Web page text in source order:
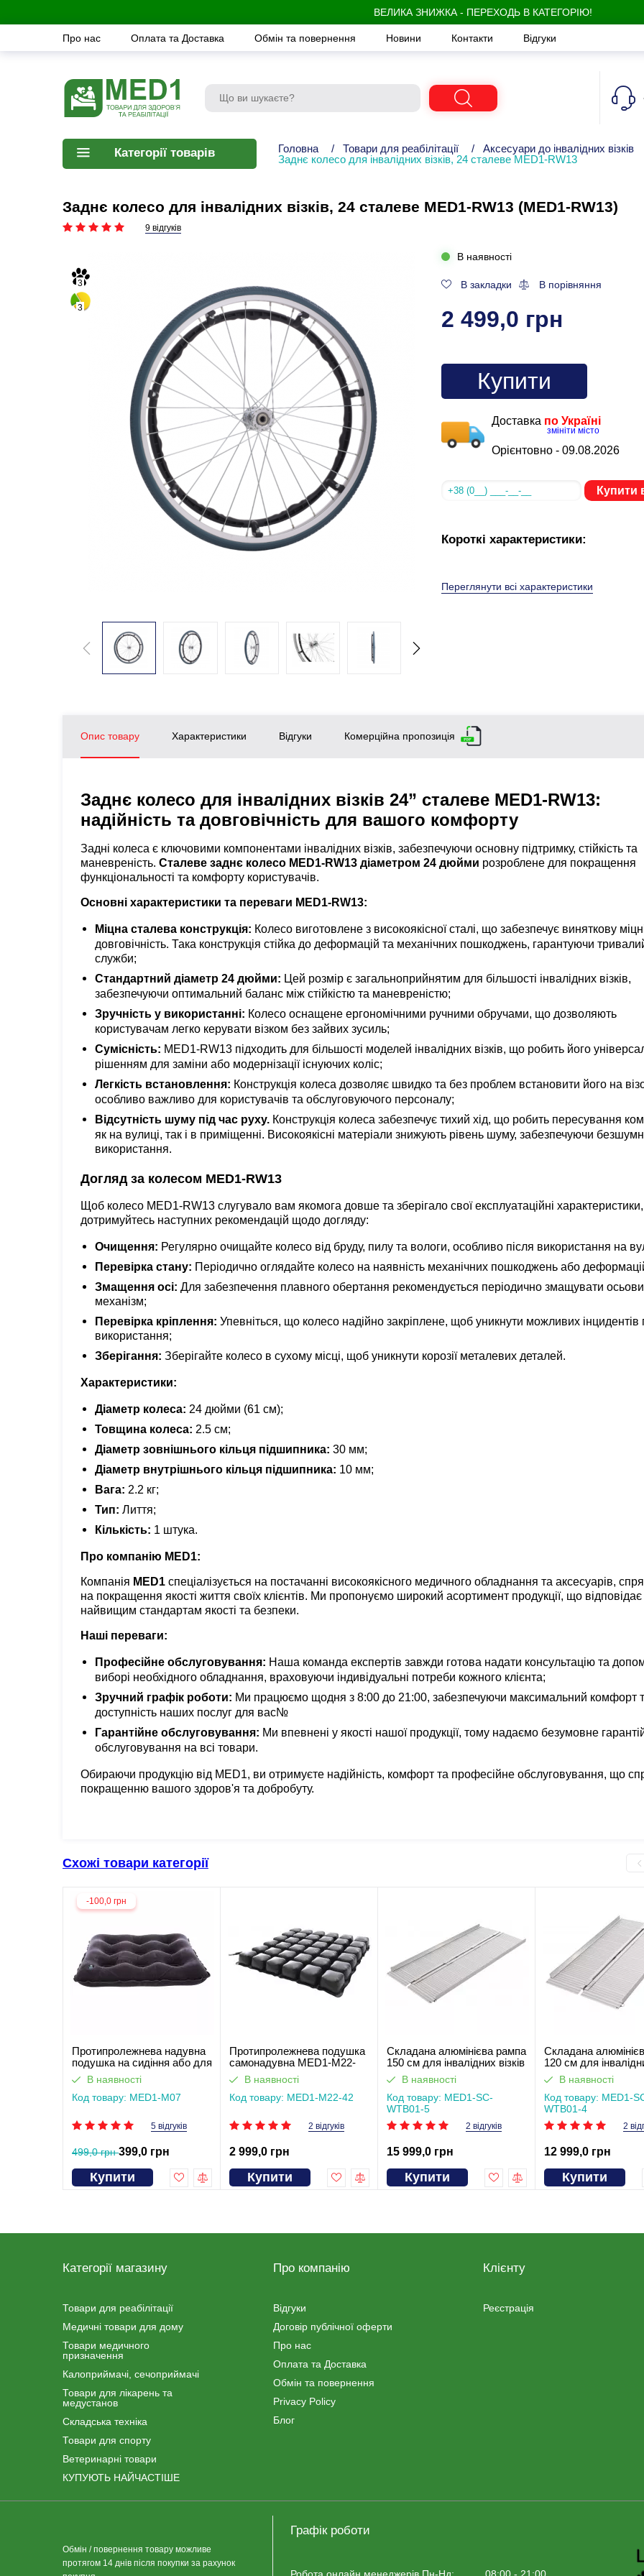
ВЕЛИКА ЗНИЖКА - ПЕРЕХОДЬ В КАТЕГОРІЮ!
Про нас Оплата та Доставка Обмін та повернення Новини Контакти Відгуки
Категорії товарів Головна / Товари для реабілітації / Аксесуари до інвалідних візків
Заднє колесо для інвалідних візків, 24 сталеве MED1-RW13
Заднє колесо для інвалідних візків, 24 сталеве MED1-RW13 (MED1-RW13)
9 відгуків
3
3
В наявності
В закладки В порівняння
2 499,0 грн
Купити
Доставка по Україні
змініти місто
Орієнтовно - 09.08.2026
Купити
Короткі характеристики:
Переглянути всі характеристики
Опис товару Характеристики Відгуки Комерційна пропозиція
Заднє колесо для інвалідних візків 24” сталеве MED1-RW13:
надійність та довговічність для вашого комфорту
Задні колеса є ключовими компонентами інвалідних візків, забезпечуючи основну підтримку, стійкість та
маневреність. Сталеве заднє колесо MED1-RW13 діаметром 24 дюйми розроблене для покращення
функціональності та комфорту користувачів.
Основні характеристики та переваги MED1-RW13:
Міцна сталева конструкція: Колесо виготовлене з високоякісної сталі, що забезпечує виняткову
довговічність. Така конструкція стійка до деформацій та механічних пошкоджень, гарантуючи
служби;
Стандартний діаметр 24 дюйми: Цей розмір є загальноприйнятим для більшості інвалідних візків,
забезпечуючи оптимальний баланс між стійкістю та маневреністю;
Зручність у використанні: Колесо оснащене ергономічними ручними обручами, що дозволяють
користувачам легко керувати візком без зайвих зусиль;
Сумісність: MED1-RW13 підходить для більшості моделей інвалідних візків, що робить його
рішенням для заміни або модернізації існуючих коліс;
Легкість встановлення: Конструкція колеса дозволяє швидко та без проблем встановити його на
особливо важливо для користувачів та обслуговуючого персоналу;
Відсутність шуму під час руху. Конструкція колеса забезпечує тихий хід, що робить пересування
як на вулиці, так і в приміщенні. Високоякісні матеріали знижують рівень шуму, забезпечуючи
використання.
Догляд за колесом MED1-RW13
Щоб колесо MED1-RW13 слугувало вам якомога довше та зберігало свої експлуатаційні характеристики,
дотримуйтесь наступних рекомендацій щодо догляду:
Очищення: Регулярно очищайте колесо від бруду, пилу та вологи, особливо після використання на
Перевірка стану: Періодично оглядайте колесо на наявність механічних пошкоджень або
Змащення осі: Для забезпечення плавного обертання рекомендується періодично змащувати
механізм;
Перевірка кріплення: Упевніться, що колесо надійно закріплене, щоб уникнути можливих інцидентів
використання;
Зберігання: Зберігайте колесо в сухому місці, щоб уникнути корозії металевих деталей.
Характеристики:
Діаметр колеса: 24 дюйми (61 см);
Товщина колеса: 2.5 см;
Діаметр зовнішнього кільця підшипника: 30 мм;
Діаметр внутрішнього кільця підшипника: 10 мм;
Вага: 2.2 кг;
Тип: Лиття;
Кількість: 1 штука.
Про компанію MED1:
Компанія MED1 спеціалізується на постачанні високоякісного медичного обладнання та аксесуарів,
на покращення якості життя своїх клієнтів. Ми пропонуємо широкий асортимент продукції, що відповідає
найвищим стандартам якості та безпеки.
Наші переваги:
Професійне обслуговування: Наша команда експертів завжди готова надати консультацію та
виборі необхідного обладнання, враховуючи індивідуальні потреби кожного клієнта;
Зручний графік роботи: Ми працюємо щодня з 8:00 до 21:00, забезпечуючи максимальний комфорт
доступність наших послуг для вас№
Гарантійне обслуговування: Ми впевнені у якості нашої продукції, тому надаємо безумовне
обслуговування на всі товари.
Обираючи продукцію від MED1, ви отримуєте надійність, комфорт та професійне обслуговування, що
покращенню вашого здоров'я та добробуту.
Схожі товари категорії
-100,0 грн
Протипролежнева надувна
подушка на сидіння або для
інвалідного візка MED1-M07
В наявності
Код товару: MED1-M07
5 відгуків
499,0 грн399,0 грн
Купити
Протипролежнева подушка
самонадувна MED1-M22-
42. Працює без світла
В наявності
Код товару: MED1-M22-42
2 відгуків
2 999,0 грн
Купити
Складана алюмінієва рампа
150 см для інвалідних візків
MED1-SC-WTB01
В наявності
Код товару: MED1-SC-
WTB01-5
2 відгуків
15 999,0 грн
Купити
Складана
120 см для
SC-WTB01
В наявності
Код товару: MED1-
WTB01-4
2
12 999,0 грн
Купити
Категорії магазину
Товари для реабілітації
Медичні товари для дому
Товари медичного
призначення
Калоприймачі, сечоприймачі
Товари для лікарень та
медустанов
Складська техніка
Товари для спорту
Ветеринарні товари
КУПУЮТЬ НАЙЧАСТІШЕ
Про компанію
Відгуки
Договір публічної оферти
Про нас
Оплата та Доставка
Обмін та повернення
Privacy Policy
Блог
Клієнту
Реєстрація
Обмін / повернення товару можливе
протягом 14 днів після покупки за рахунок
Графік роботи
Робота онлайн менеджерiв Пн-Нд: 08:00 - 21:00